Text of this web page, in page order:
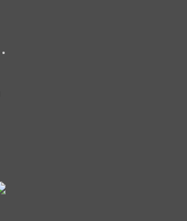
•